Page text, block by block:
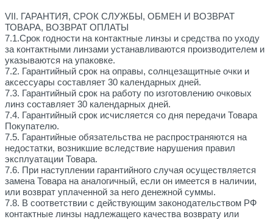
VII. ГАРАНТИЯ, СРОК СЛУЖБЫ, ОБМЕН И ВОЗВРАТ
ТОВАРА, ВОЗВРАТ ОПЛАТЫ
7.1.Срок годности на контактные линзы и средства по уходу
за контактными линзами устанавливаются производителем и
указываются на упаковке.
7.2. Гарантийный срок на оправы, солнцезащитные очки и
аксессуары составляет 30 календарных дней.
7.3. Гарантийный срок на работу по изготовлению очковых
линз составляет 30 календарных дней.
7.4. Гарантийный срок исчисляется со дня передачи Товара
Покупателю.
7.5. Гарантийные обязательства не распространяются на
недостатки, возникшие вследствие нарушения правил
эксплуатации Товара.
7.6. При наступлении гарантийного случая осуществляется
замена Товара на аналогичный, если он имеется в наличии,
или возврат уплаченной за него денежной суммы.
7.8. В соответствии с действующим законодательством РФ
контактные линзы надлежащего качества возврату или